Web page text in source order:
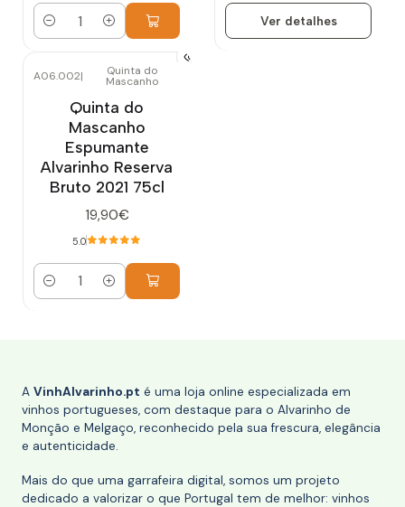
Quantidade
Ver detalhes
A06.002| Quinta do
Mascanho
Quinta do
Mascanho
Espumante
Alvarinho Reserva
Bruto 2021 75cl
19,90€
5.0
Quantidade
A VinhAlvarinho.pt é uma loja online especializada em
vinhos portugueses, com destaque para o Alvarinho de
Monção e Melgaço, reconhecido pela sua frescura, elegância
e autenticidade.
Mais do que uma garrafeira digital, somos um projeto
dedicado a valorizar o que Portugal tem de melhor: vinhos